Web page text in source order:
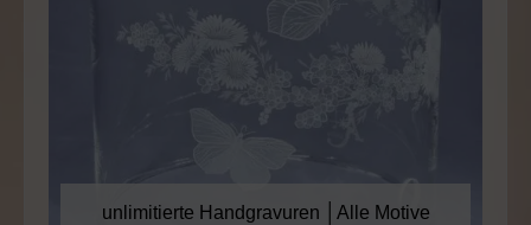
unlimitierte Handgravuren │Alle Motive